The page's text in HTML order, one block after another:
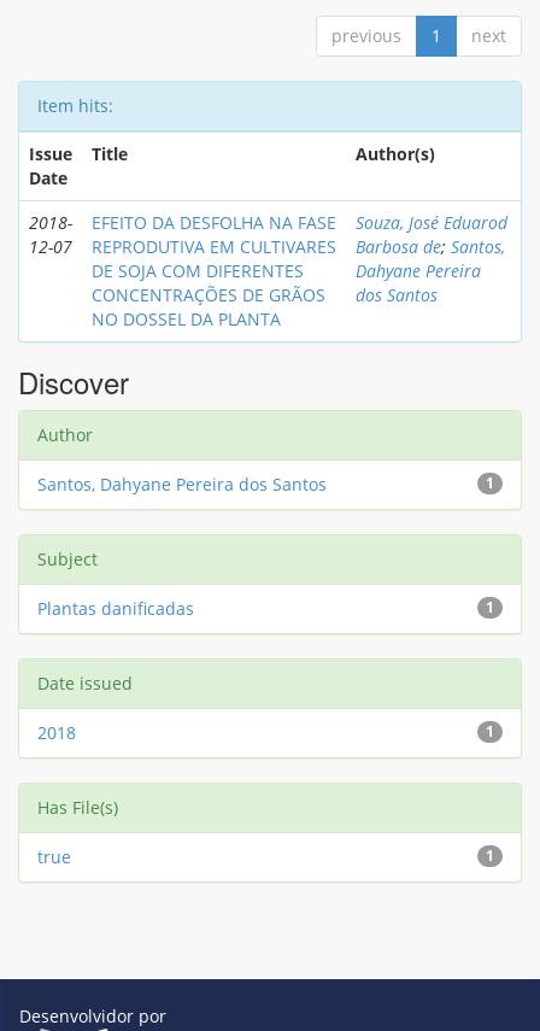
previous 1 next
Item hits:
Issue
Date
Title Author(s)
2018-
12-07
EFEITO DA DESFOLHA NA FASE
REPRODUTIVA EM CULTIVARES
DE SOJA COM DIFERENTES
CONCENTRAÇÕES DE GRÃOS
NO DOSSEL DA PLANTA
Souza, José Eduarod
Barbosa de; Santos,
Dahyane Pereira
dos Santos
Discover
Author
1
Santos, Dahyane Pereira dos Santos
Subject
1
Plantas danificadas
Date issued
1
2018
Has File(s)
1
true
Desenvolvidor por